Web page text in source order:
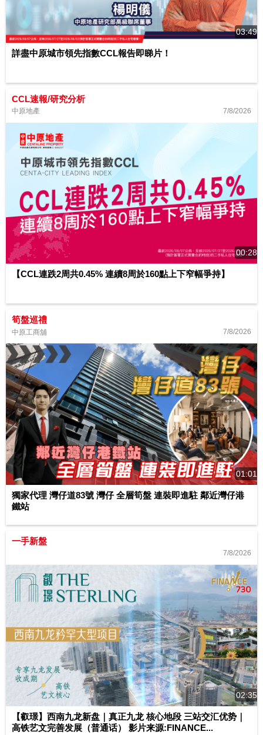
03:49
詳盡中原城市領先指數CCL報告即睇片！
CCL速報/研究分析
中原地產 7/8/2026
00:28
【CCL連跌2周共0.45% 連續8周於160點上下窄幅爭持】
筍盤巡禮
中原工商舖 7/8/2026
01:01
獨家代理 灣仔道83號 灣仔 全層筍盤 連裝即進駐 鄰近灣仔港
鐵站
一手新盤
7/8/2026
02:35
【叡璟】西南九龙新盘｜真正九龙 核心地段 三站交汇优势｜
高铁艺文完善发展（普通话） 影片来源:FINANCE...